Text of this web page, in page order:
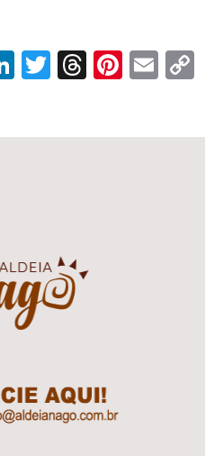
LinkedIn
Twitter
Threads